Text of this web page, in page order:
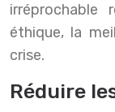
irréprochable
éthique, la
crise.
Réduire